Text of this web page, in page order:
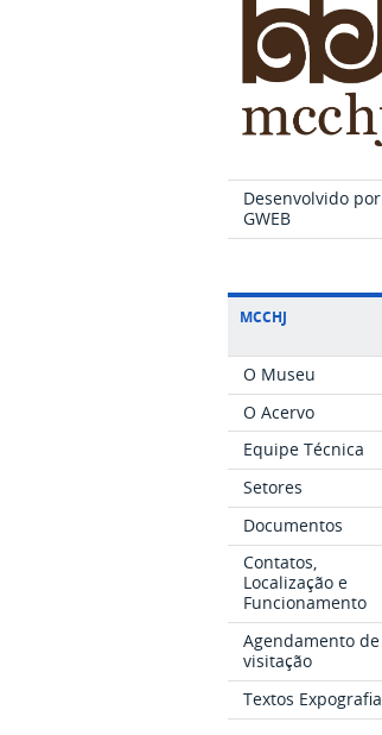
Desenvolvido por
GWEB
MCCHJ
O Museu
O Acervo
Equipe Técnica
Setores
Documentos
Contatos,
Localização e
Funcionamento
Agendamento de
visitação
Textos Expografia